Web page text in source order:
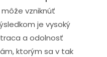
vzniknúť
je vysoký
a odolnosť
ktorým sa v tak